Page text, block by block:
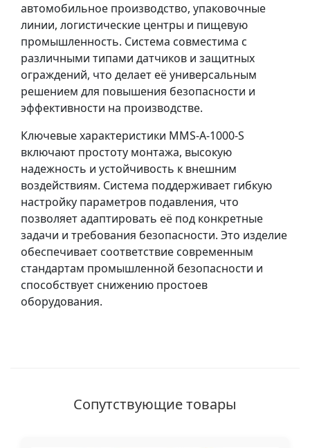
автомобильное производство, упаковочные
линии, логистические центры и пищевую
промышленность. Система совместима с
различными типами датчиков и защитных
ограждений, что делает её универсальным
решением для повышения безопасности и
эффективности на производстве.
Ключевые характеристики MMS-A-1000-S
включают простоту монтажа, высокую
надежность и устойчивость к внешним
воздействиям. Система поддерживает гибкую
настройку параметров подавления, что
позволяет адаптировать её под конкретные
задачи и требования безопасности. Это изделие
обеспечивает соответствие современным
стандартам промышленной безопасности и
способствует снижению простоев
оборудования.
Сопутствующие товары